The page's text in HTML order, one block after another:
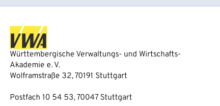
Württembergische Verwaltungs- und Wirtschafts-
Akademie e. V.
Wolframstraße 32, 70191 Stuttgart
Postfach 10 54 53, 70047 Stuttgart